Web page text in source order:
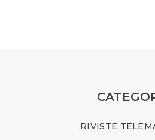
RIVISTE